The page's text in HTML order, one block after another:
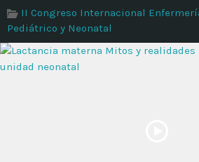
II Congreso Internacional
Pediátrico y Neonatal